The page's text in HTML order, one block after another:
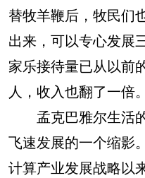
替牧羊鞭后，牧民们
出来，可以专心发展
家乐接待量已从以前
人，收入也翻了一倍。
孟克巴雅尔生活的
飞速发展的一个缩影
计算产业发展战略以